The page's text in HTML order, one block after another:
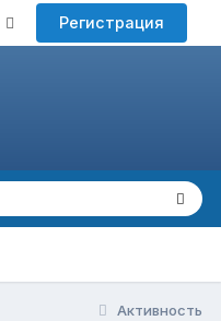
Регистрация
Активность